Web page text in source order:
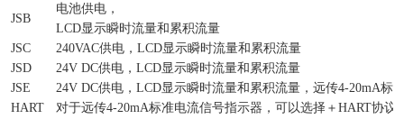
JSB
电池供电，
LCD显示瞬时流量和累积流量
JSC
240VAC供电，LCD显示瞬时流量和累积流量
24V DC供电，LCD显示瞬时流量和累积流量
24V DC供电，LCD显示瞬时流量和累积流量，远传4-20mA标
对于远传4-20mA标准电流信号指示器，可以选择＋HART协议
JSD
JSE
HART